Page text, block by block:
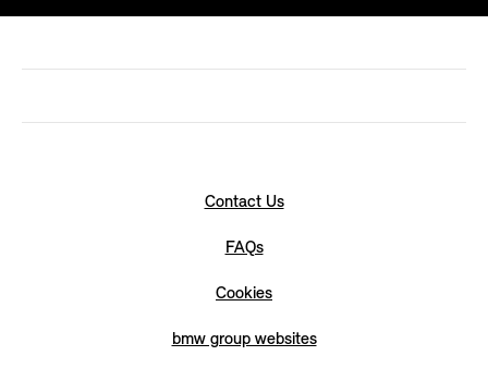
Contact Us
FAQs
Cookies
bmw group websites